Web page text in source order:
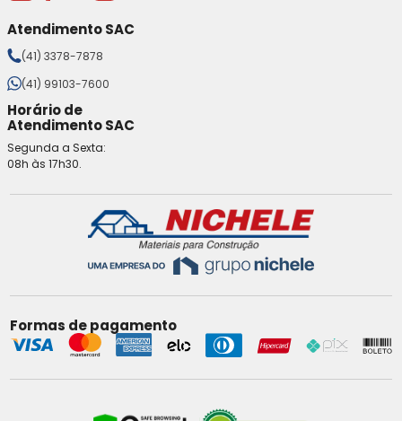
Atendimento SAC
(41) 3378-7878
(41) 99103-7600
Horário de
Atendimento SAC
Segunda a Sexta:
08h às 17h30.
Formas de pagamento